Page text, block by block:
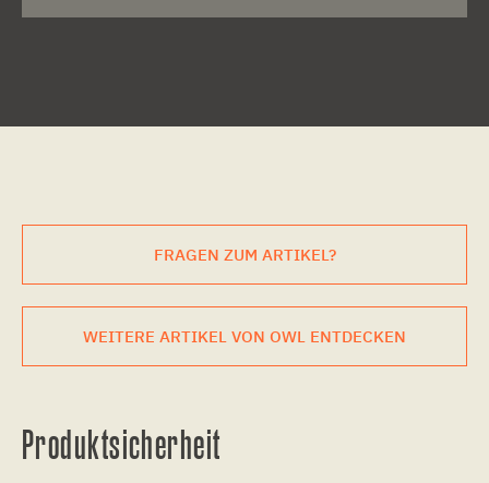
FRAGEN ZUM ARTIKEL?
WEITERE ARTIKEL VON OWL ENTDECKEN
Produktsicherheit